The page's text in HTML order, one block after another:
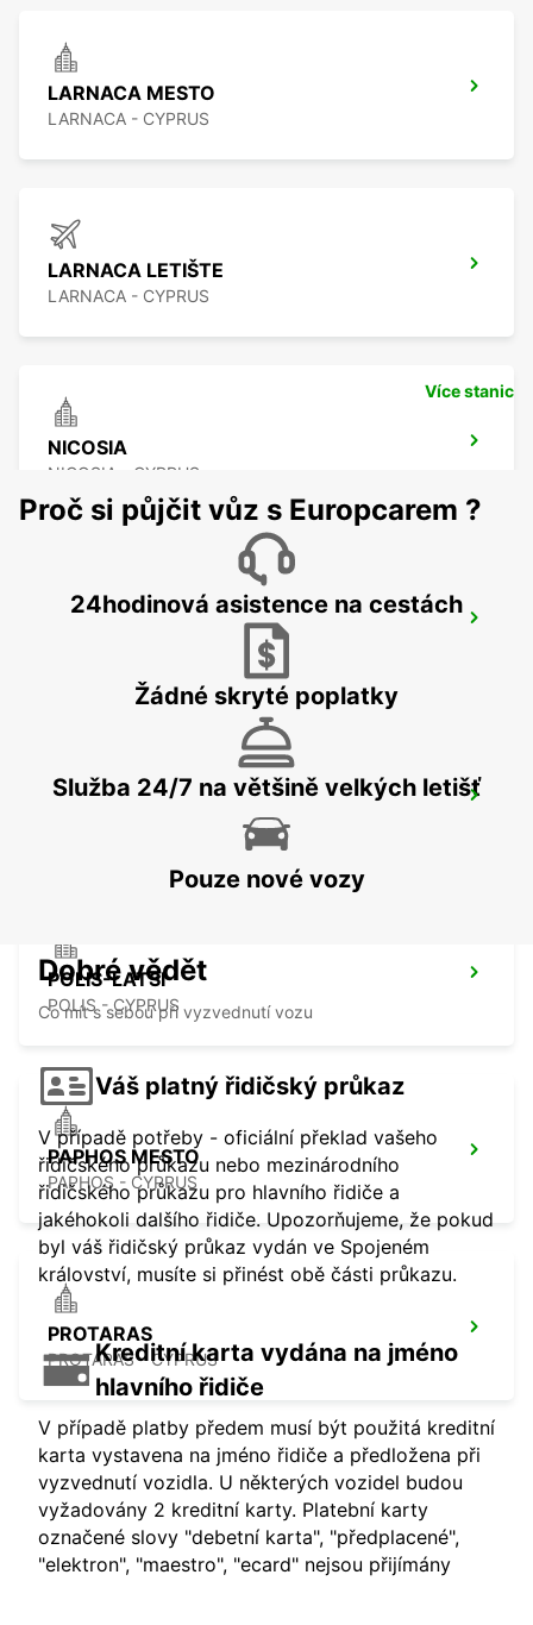
LARNACA MESTO
LARNACA - CYPRUS
LARNACA LETIŠTE
LARNACA - CYPRUS
NICOSIA
NICOSIA - CYPRUS
PAPHOS SERVICE CENTRE
PAPHOS LETIŠTE
POLIS-LATSI
POLIS - CYPRUS
PAPHOS MESTO
PAPHOS - CYPRUS
PROTARAS
PROTARAS - CYPRUS
Více stanic
Proč si půjčit vůz s Europcarem ?
24hodinová asistence na cestách
Žádné skryté poplatky
Služba 24/7 na většině velkých letišť
Pouze nové vozy
Dobré vědět
Co mít s sebou při vyzvednutí vozu
Váš platný řidičský průkaz
V případě potřeby - oficiální překlad vašeho
řidičského průkazu nebo mezinárodního
řidičského průkazu pro hlavního řidiče a
jakéhokoli dalšího řidiče. Upozorňujeme, že pokud
byl váš řidičský průkaz vydán ve Spojeném
království, musíte si přinést obě části průkazu.
Kreditní karta vydána na jméno
hlavního řidiče
V případě platby předem musí být použitá kreditní
karta vystavena na jméno řidiče a předložena při
vyzvednutí vozidla. U některých vozidel budou
vyžadovány 2 kreditní karty. Platební karty
označené slovy "debetní karta", "předplacené",
"elektron", "maestro", "ecard" nejsou přijímány